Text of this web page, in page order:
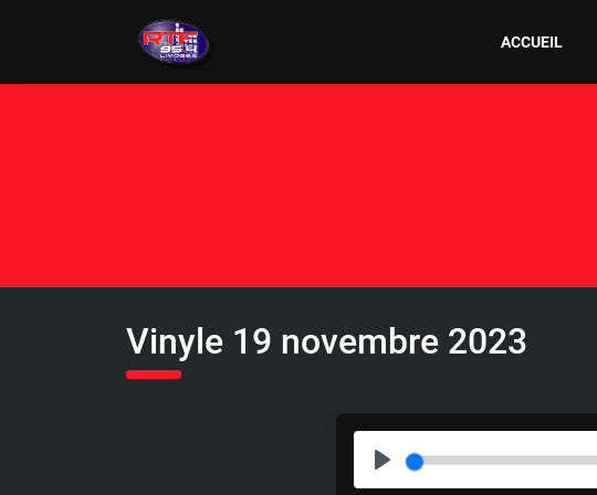
ACCUEIL
Vinyle 19 novembre 2023
P